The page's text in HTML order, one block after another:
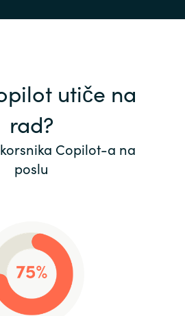
utiče na
rad?
Copilot-a na
poslu